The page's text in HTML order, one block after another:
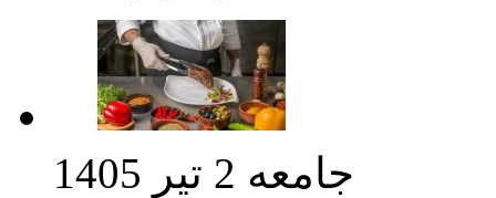
جامعه 2 تیر 1405